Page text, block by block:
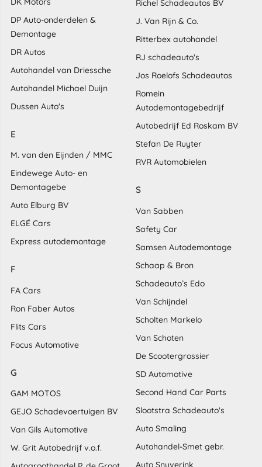
DP Auto-onderdelen &
Demontage
DR Autos
Autohandel van Driessche
Autohandel Michael Duijn
Dussen Auto's
E
M. van den Eijnden / MMC
Eindewege Auto- en
Demontagebe
Auto Elburg BV
ELGÉ Cars
Express autodemontage
F
FA Cars
Ron Faber Autos
Flits Cars
Focus Automotive
G
GAM MOTOS
GEJO Schadevoertuigen BV
Van Gils Automotive
W. Grit Autobedrijf v.o.f.
Richel Schadeautos BV
J. Van Rijn & Co.
Ritterbex autohandel
RJ schadeauto's
Jos Roelofs Schadeautos
Romein
Autodemontagebedrijf
Autobedrijf Ed Roskam BV
Stefan De Ruyter
RVR Automobielen
S
Van Sabben
Safety Car
Samsen Autodemontage
Schaap & Bron
Schadeauto’s Edo
Van Schijndel
Scholten Markelo
Van Schoten
De Scootergrossier
SD Automotive
Second Hand Car Parts
Slootstra Schadeauto's
Auto Smaling
Autohandel-Smet gebr.
Auto Snuverink